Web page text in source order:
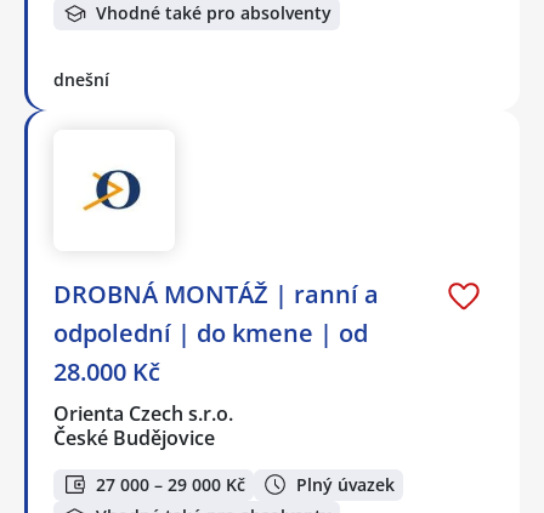
Vhodné také pro absolventy
dnešní
DROBNÁ MONTÁŽ | ranní a
odpolední | do kmene | od
28.000 Kč
Orienta Czech s.r.o.
České Budějovice
27 000 – 29 000 Kč
Plný úvazek